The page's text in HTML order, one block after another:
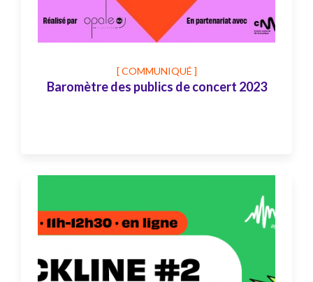
[ COMMUNIQUÉ ]
Baromètre des publics de concert 2023